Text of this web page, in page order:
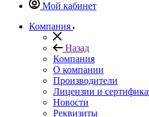
Мой кабинет
Компания
Назад
Компания
О компании
Производители
Лицензии и
Новости
Реквизиты